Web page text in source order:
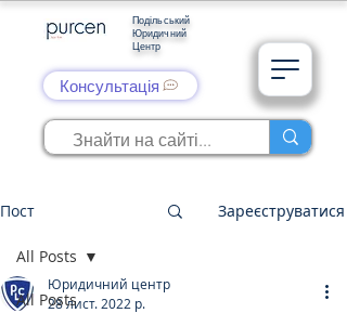
Подільський
Юридичний
Центр
Консультація
Пост Зареєструватися
All Posts
All Posts
Юридичний центр
28 лист. 2022 р.